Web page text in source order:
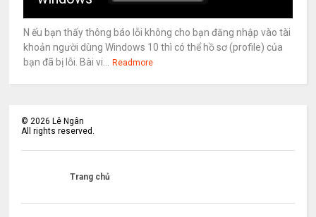
N ếu bạn thấy thông báo lỗi không cho bạn đăng nhập vào tài
khoản người dùng Windows 10 thì có thể hồ sơ (profile) của
bạn đã bị lỗi. Bài vi...
Readmore
©2026 Lê Ngân
All rights reserved.
Trang chủ